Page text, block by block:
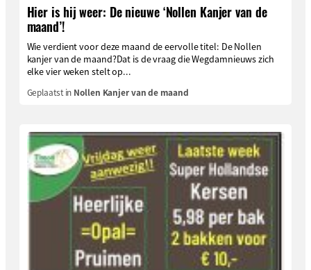
Hier is hij weer: De nieuwe ‘Nollen Kanjer van de
maand’!
Wie verdient voor deze maand de eervolle titel: De Nollen
kanjer van de maand?Dat is de vraag die Wegdamnieuws zich
elke vier weken stelt op...
Geplaatst in Nollen Kanjer van de maand